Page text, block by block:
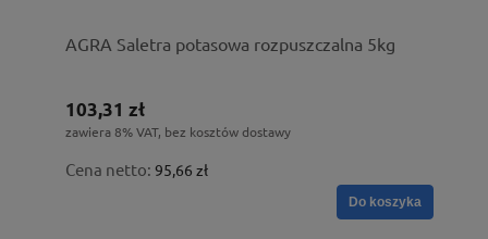
AGRA Saletra potasowa rozpuszczalna 5kg
103,31 zł
zawiera 8% VAT, bez kosztów dostawy
Cena netto: 95,66 zł
Do koszyka